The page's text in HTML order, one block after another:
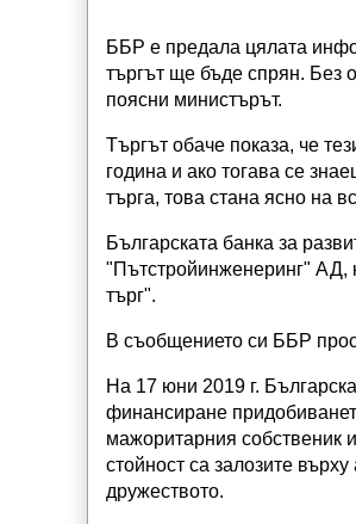
ББР е предала цялата
търгът ще бъде спрян. Без
поясни министърът.
Търгът обаче показа, че
година и ако тогава се
търга, това стана ясно на
Българската банка за
"Пътстройинженеринг" АД,
търг".
В съобщението си ББР
На 17 юни 2019 г.
финансиране
мажоритарния собственик
стойност са залозите
дружеството.